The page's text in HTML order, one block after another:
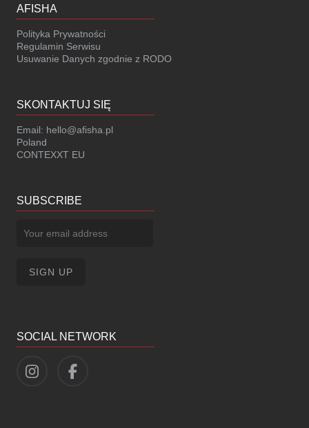
AFISHA
Polityka Prywatności
Regulamin Serwisu
Usuwanie Danych zgodnie z RODO
SKONTAKTUJ SIĘ
Email: hello@afisha.pl
Poland
CONTEXXT EU
SUBSCRIBE
SOCIAL NETWORK